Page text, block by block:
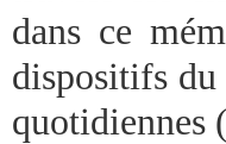
dans ce
dispositifs du
quotidiennes